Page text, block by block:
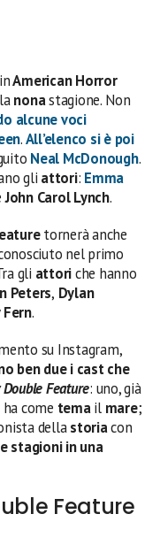
American Horror
nonastagione. Non
alcune voci
.All’elenco si è poi
Neal McDonough.
gli attori: Emma
John Carol Lynch.
tornerà anche
nel primo
gli attoriche hanno
Peters, Dylan
Fern.
su Instagram,
ben due i cast che
Feature: uno, già
come temail mare;
dellastoriacon
stagioni in una
Feature